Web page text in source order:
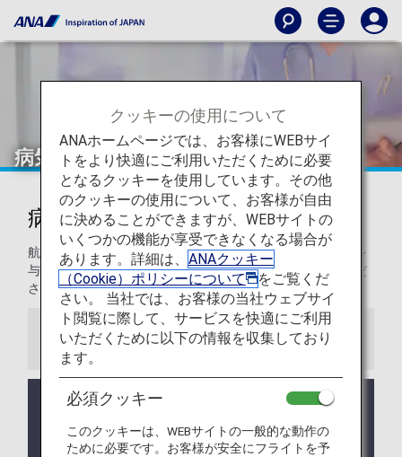
病気やけがのあるお客様
病気やけがのあるお客様
航空機の機内環境は地上とは異なります。おからだに影響を
与えることもありますため、事前に主治医とよくご相談くだ
さい。
お知らせ
睡眠時無呼吸症候群（CPAPご利用）のお客様はご
連絡ください。
クッキーの使用について
ANAホームページでは、お客様にWEBサイ
トをより快適にご利用いただくために必要
となるクッキーを使用しています。その他
のクッキーの使用について、お客様が自由
に決めることができますが、WEBサイトの
いくつかの機能が享受できなくなる場合が
あります。詳細は、 ANAクッキー
（Cookie）ポリシーについて
をご覧くだ
さい。 当社では、お客様の当社ウェブサイ
ト閲覧に際して、サービスを快適にご利用
いただくために以下の情報を収集しており
ます。
必須クッキー
このクッキーは、WEBサイトの一般的な動作の
ために必要です。お客様が安全にフライトを予